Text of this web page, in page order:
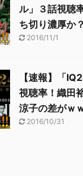
ル」３話視聴
ち切り濃厚か
2016/11/1
【速報】「
視聴率！織田
涼子の差がｗ
2016/10/31